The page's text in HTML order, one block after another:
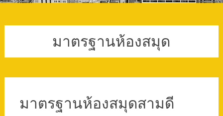
มาตรฐานห้องสมุด
มาตรฐานห้องสมุดสามดี